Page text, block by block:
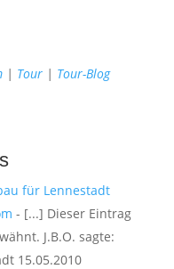
| Tour| Tour-Blog
für Lennestadt
- [...] Dieser Eintrag
J.B.O. sagte:
15.05.2010